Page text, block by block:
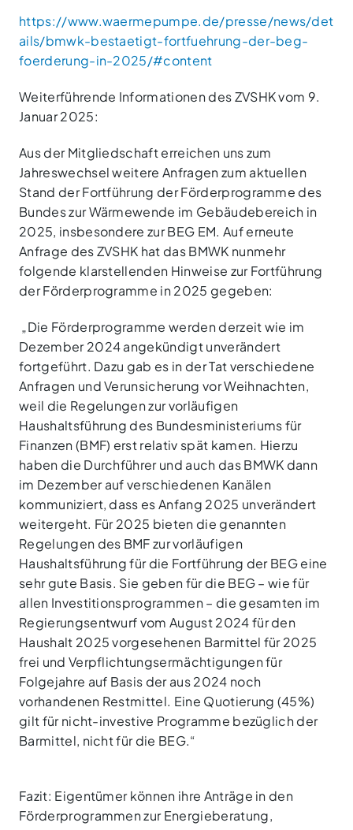
https://www.waermepumpe.de/presse/news/det
ails/bmwk-bestaetigt-fortfuehrung-der-beg-
foerderung-in-2025/#content
Weiterführende Informationen des ZVSHK vom 9.
Januar 2025:
Aus der Mitgliedschaft erreichen uns zum
Jahreswechsel weitere Anfragen zum aktuellen
Stand der Fortführung der Förderprogramme des
Bundes zur Wärmewende im Gebäudebereich in
2025, insbesondere zur BEG EM. Auf erneute
Anfrage des ZVSHK hat das BMWK nunmehr
folgende klarstellenden Hinweise zur Fortführung
der Förderprogramme in 2025 gegeben:
„Die Förderprogramme werden derzeit wie im
Dezember 2024 angekündigt unverändert
fortgeführt. Dazu gab es in der Tat verschiedene
Anfragen und Verunsicherung vor Weihnachten,
weil die Regelungen zur vorläufigen
Haushaltsführung des Bundesministeriums für
Finanzen (BMF) erst relativ spät kamen. Hierzu
haben die Durchführer und auch das BMWK dann
im Dezember auf verschiedenen Kanälen
kommuniziert, dass es Anfang 2025 unverändert
weitergeht. Für 2025 bieten die genannten
Regelungen des BMF zur vorläufigen
Haushaltsführung für die Fortführung der BEG eine
sehr gute Basis. Sie geben für die BEG – wie für
allen Investitionsprogrammen – die gesamten im
Regierungsentwurf vom August 2024 für den
Haushalt 2025 vorgesehenen Barmittel für 2025
frei und Verpflichtungsermächtigungen für
Folgejahre auf Basis der aus 2024 noch
vorhandenen Restmittel. Eine Quotierung (45%)
gilt für nicht-investive Programme bezüglich der
Barmittel, nicht für die BEG.“
Fazit: Eigentümer können ihre Anträge in den
Förderprogrammen zur Energieberatung,